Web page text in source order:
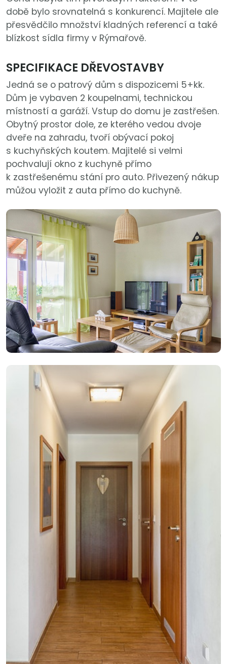
době bylo srovnatelná s konkurencí. Majitele ale
přesvědčilo množství kladných referencí a také
blízkost sídla firmy v Rýmařově.
SPECIFIKACE DŘEVOSTAVBY
Jedná se o patrový dům s dispozicemi 5+kk.
Dům je vybaven 2 koupelnami, technickou
místností a garáží. Vstup do domu je zastřešen.
Obytný prostor dole, ze kterého vedou dvoje
dveře na zahradu, tvoří obývací pokoj
s kuchyňských koutem. Majitelé si velmi
pochvalují okno z kuchyně přímo
k zastřešenému stání pro auto. Přivezený nákup
můžou vyložit z auta přímo do kuchyně.